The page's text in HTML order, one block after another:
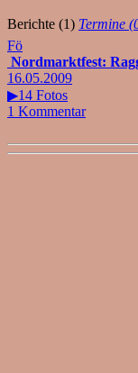
Berichte (1) Termine
Fö
Nordmarktfest:
16.05.2009
▶14 Fotos
1 Kommentar